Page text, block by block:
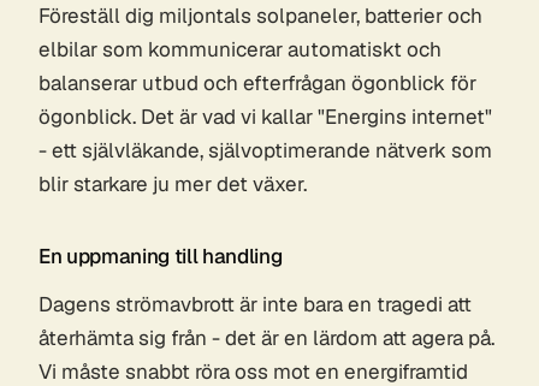
Föreställ dig miljontals solpaneler, batterier och
elbilar som kommunicerar automatiskt och
balanserar utbud och efterfrågan ögonblick för
ögonblick. Det är vad vi kallar "Energins internet"
- ett självläkande, självoptimerande nätverk som
blir starkare ju mer det växer.
En uppmaning till handling
Dagens strömavbrott är inte bara en tragedi att
återhämta sig från - det är en lärdom att agera på.
Vi måste snabbt röra oss mot en energiframtid